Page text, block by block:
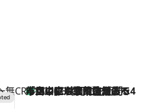
CREA'S CHOICE
2026.8.7
「立川にも歌舞伎があるんだよ」 片岡仁左衛門・市川中車ら豪華座組みで4年目の立川立飛歌舞伎へ